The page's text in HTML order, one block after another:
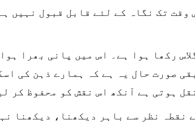
وقت تک نگاہ کے لئے قابل قبول نہیں
صورت حال یہ ہے کہ ہمارے ذہن کی
ہوتی ہے آنکھ اس نقش کو محفوظ کر
نقطہ نظر سے باہر دیکھنا، دیکھنا